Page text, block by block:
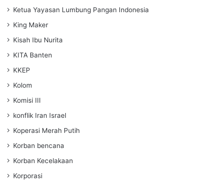
Ketua Yayasan Lumbung Pangan Indonesia
King Maker
Kisah Ibu Nurita
KITA Banten
KKEP
Kolom
Komisi III
konflik Iran Israel
Koperasi Merah Putih
Korban bencana
Korban Kecelakaan
Korporasi